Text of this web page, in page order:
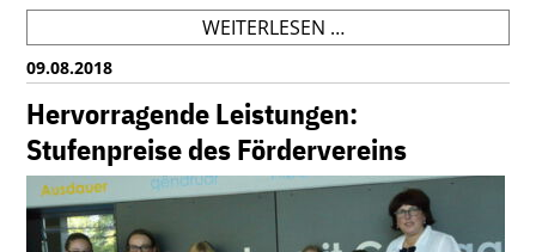
WEITERLESEN …ZERTIFIKATE
FÜR
DIE
NEUEN
STREITSCHLICHTER
09.08.2018
Hervorragende Leistungen:
Stufenpreise des Fördervereins